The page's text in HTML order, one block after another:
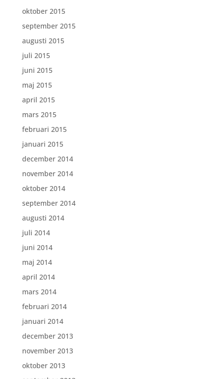
oktober 2015
september 2015
augusti 2015
juli 2015
juni 2015
maj 2015
april 2015
mars 2015
februari 2015
januari 2015
december 2014
november 2014
oktober 2014
september 2014
augusti 2014
juli 2014
juni 2014
maj 2014
april 2014
mars 2014
februari 2014
januari 2014
december 2013
november 2013
oktober 2013